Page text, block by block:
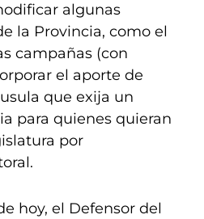
algunas
la Provincia, como el
campañas (con
el aporte de
que exija un
para quienes quieran
por
hoy, el Defensor del